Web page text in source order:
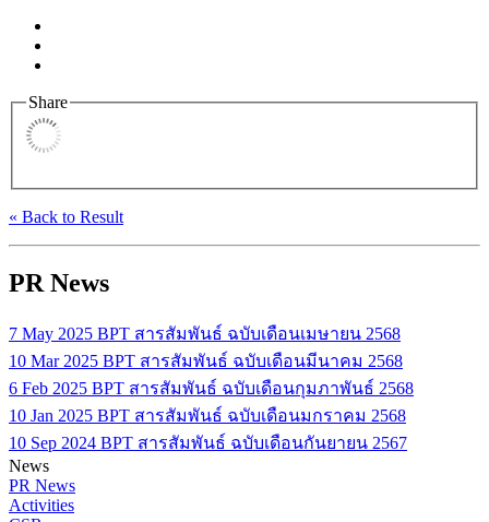
Share
« Back to Result
PR News
7 May 2025 BPT สารสัมพันธ์ ฉบับเดือนเมษายน 2568
10 Mar 2025 BPT สารสัมพันธ์ ฉบับเดือนมีนาคม 2568
6 Feb 2025 BPT สารสัมพันธ์ ฉบับเดือนกุมภาพันธ์ 2568
10 Jan 2025 BPT สารสัมพันธ์ ฉบับเดือนมกราคม 2568
10 Sep 2024 BPT สารสัมพันธ์ ฉบับเดือนกันยายน 2567
News
PR News
Activities